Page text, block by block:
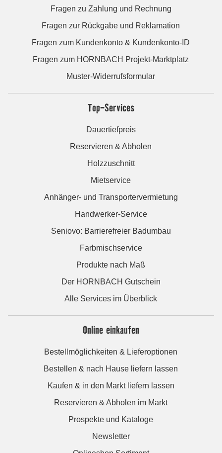
Fragen zu Zahlung und Rechnung
Fragen zur Rückgabe und Reklamation
Fragen zum Kundenkonto & Kundenkonto-ID
Fragen zum HORNBACH Projekt-Marktplatz
Muster-Widerrufsformular
Top-Services
Dauertiefpreis
Reservieren & Abholen
Holzzuschnitt
Mietservice
Anhänger- und Transportervermietung
Handwerker-Service
Seniovo: Barrierefreier Badumbau
Farbmischservice
Produkte nach Maß
Der HORNBACH Gutschein
Alle Services im Überblick
Online einkaufen
Bestellmöglichkeiten & Lieferoptionen
Bestellen & nach Hause liefern lassen
Kaufen & in den Markt liefern lassen
Reservieren & Abholen im Markt
Prospekte und Kataloge
Newsletter